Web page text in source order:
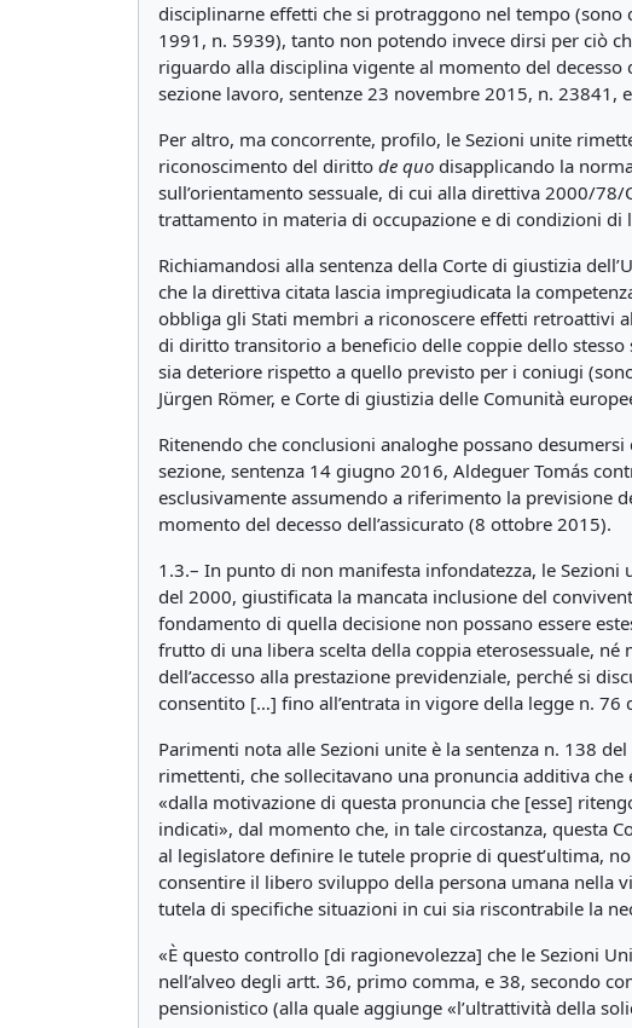
disciplinarne effetti che si protraggono nel tempo (sono
1991, n. 5939), tanto non potendo invece dirsi per ciò
riguardo alla disciplina vigente al momento del decesso
sezione lavoro, sentenze 23 novembre 2015, n. 23841,
Per altro, ma concorrente, profilo, le Sezioni unite
riconoscimento del diritto de quo disapplicando la
sull’orientamento sessuale, di cui alla direttiva 2000/
trattamento in materia di occupazione e di condizioni di
Richiamandosi alla sentenza della Corte di giustizia
che la direttiva citata lascia impregiudicata la
obbliga gli Stati membri a riconoscere effetti retroattivi
di diritto transitorio a beneficio delle coppie dello
sia deteriore rispetto a quello previsto per i coniugi
Jürgen Römer, e Corte di giustizia delle Comunità
Ritenendo che conclusioni analoghe possano
sezione, sentenza 14 giugno 2016, Aldeguer Tomás
esclusivamente assumendo a riferimento la previsione
momento del decesso dell’assicurato (8 ottobre 2015).
1.3.– In punto di non manifesta infondatezza, le
del 2000, giustificata la mancata inclusione del
fondamento di quella decisione non possano essere
frutto di una libera scelta della coppia eterosessuale,
dell’accesso alla prestazione previdenziale, perché si
consentito […] fino all’entrata in vigore della legge n. 76
Parimenti nota alle Sezioni unite è la sentenza n. 138
rimettenti, che sollecitavano una pronuncia additiva che
«dalla motivazione di questa pronuncia che [esse]
indicati», dal momento che, in tale circostanza, questa
al legislatore definire le tutele proprie di quest’ultima,
consentire il libero sviluppo della persona umana nella
tutela di specifiche situazioni in cui sia riscontrabile la
«È questo controllo [di ragionevolezza] che le Sezioni
nell’alveo degli artt. 36, primo comma, e 38, secondo
pensionistico (alla quale aggiunge «l’ultrattività della